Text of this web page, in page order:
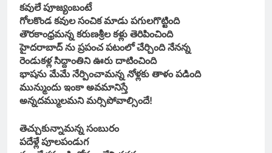
కవులే పూజ్యంబంటే
గోలకొండ కవుల సంచిక మాడు పగులగొట్టింది
తౌరకాంధ్రమన్న కరుణశ్రీల కళ్లు తెరిపించింది
హైదరాబాద్ ను ప్రపంచ పటంలో చేర్చింది నేనన్న
రెండుకళ్ల సిద్దాంతిని ఊరు దాటించింది
భాషను మేమే నేర్పించామన్న నోళ్లకు తాళం పడింది
మున్ముందు ఇంకా అవమానిస్తే
అన్నదమ్ములమని మర్సిపోవాల్సిందే!
తెచ్చుకున్నామన్న సంబురం
పదేళ్లే పూలపండుగ